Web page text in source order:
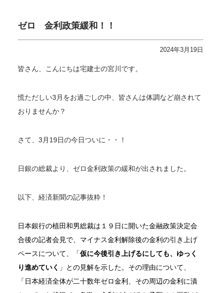
ゼロ 金利政策緩和！！
2024年3月19日
皆さん、こんにちは宅建士の宮川です。
慌ただしい3月をお過ごしの中、皆さんは体調など崩されて
おりませんか？
さて、3月19日の今日ついに・・！
日銀の総裁より、ゼロ金利政策の緩和が出されました。
以下、経済新聞の記事抜粋！
日本銀行の植田和男総裁は１９日に開いた金融政策決定会
合後の記者会見で、マイナス金利解除後の金利の引き上げ
ペースについて、「仮に今後引き上げるにしても、ゆっく
り進めていく 」との見解を示した。その理由について、
「日本経済全体が二十数年ゼロ金利、その周辺の金利に漬